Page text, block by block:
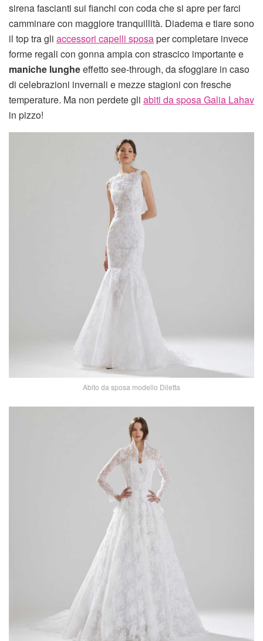
sirena fascianti sui fianchi con coda che si apre per farci
camminare con maggiore tranquillità. Diadema e tiare sono
il top tra gli accessori capelli sposaper completare invece
forme regali con gonna ampia con strascico importante e
maniche lungheeffetto see-through, da sfoggiare in caso
di celebrazioni invernali e mezze stagioni con fresche
temperature. Ma non perdete gli abiti da sposa Galia Lahav
in pizzo!
Abito da sposa modello Diletta